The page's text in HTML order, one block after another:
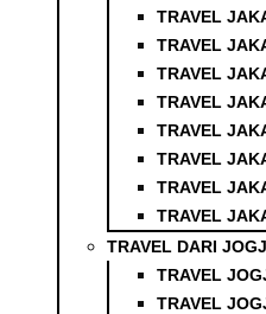
TRAVEL
TRAVEL
TRAVEL
TRAVEL
TRAVEL
TRAVEL
TRAVEL
TRAVEL
TRAVEL DARI
TRAVEL
TRAVEL